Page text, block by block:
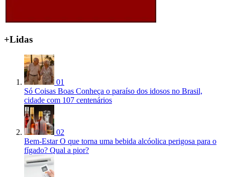
+Lidas
01
Só Coisas Boas Conheça o paraíso dos idosos no Brasil,
cidade com 107 centenários
02
Bem-Estar O que torna uma bebida alcóolica perigosa para o
fígado? Qual a pior?